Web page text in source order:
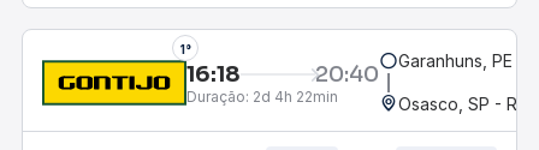
1°
16:18 20:40
Duração: 2d 4h 22min
Garanhuns, PE
Osasco, SP -